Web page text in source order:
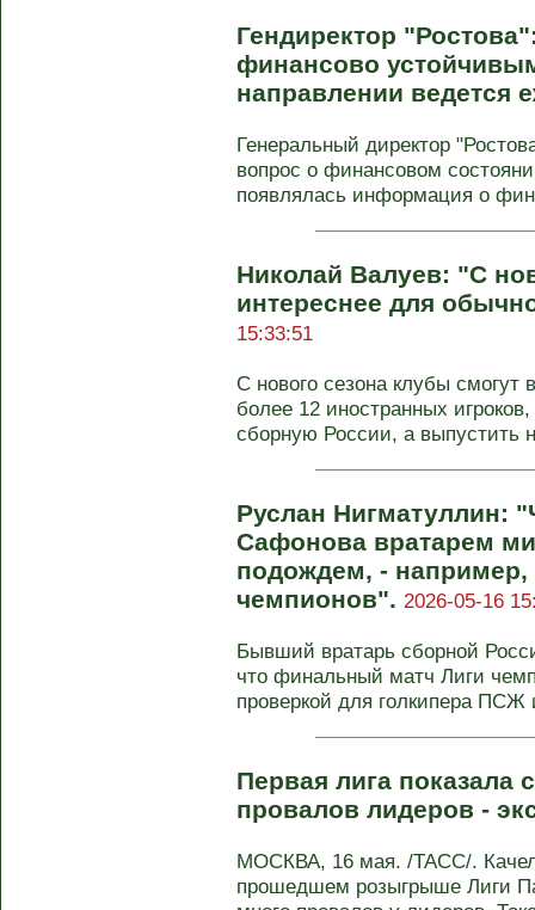
Гендиректор
финансово
направлении ведется
Генеральный директор
вопрос о финансовом
появлялась информация о
Николай Валуев: "С
интереснее для
15:33:51
С нового сезона клубы смогут
более 12 иностранных
сборную России, а выпустить
Руслан Нигматуллин:
Сафонова вратарем
подождем, -
чемпионов". 2026-05-16
Бывший вратарь сборной
что финальный матч Лиги
проверкой для голкипера ПСЖ
Первая лига показала
провалов лидеров -
МОСКВА, 16 мая. /ТАСС/.
прошедшем розыгрыше Лиги